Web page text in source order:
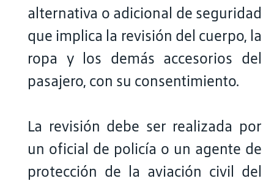
alternativa o adicional de seguridad
que implica la revisión del cuerpo, la
ropa y los demás accesorios del
pasajero, con su consentimiento.
La revisión debe ser realizada por
un oficial de policía o un agente de
protección de la aviación civil del